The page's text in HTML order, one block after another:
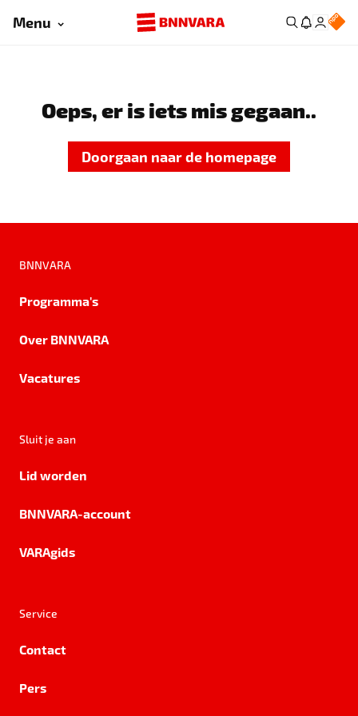
Menu
Oeps, er is iets mis gegaan..
Doorgaan naar de homepage
BNNVARA
Programma's
Over BNNVARA
Vacatures
Sluit je aan
Lid worden
BNNVARA-account
VARAgids
Service
Contact
Pers